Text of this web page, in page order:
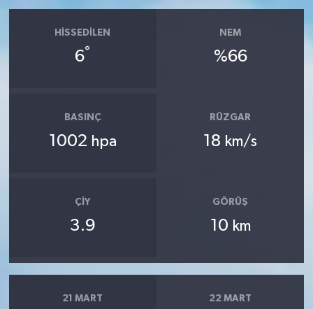
HISSEDILEN
6°
NEM
%66
BASINÇ
1002 hpa
RÜZGAR
18 km/s
ÇIY
3.9
GÖRÜŞ
10 km
21 MART 22 MART